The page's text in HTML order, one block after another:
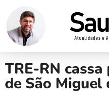
TRE-RN
de São Miguel